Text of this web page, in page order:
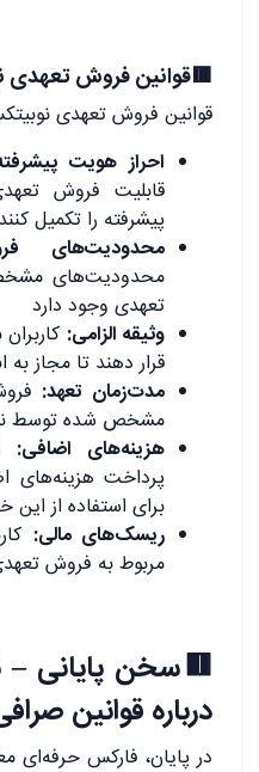
🟥قوانین فروش تعهدی
قوانین فروش تعهدی
احراز هویت
قابلیت فروش
پیشرفته را تکمیل کنند
محدودیت‌های
محدودیت‌های
تعهدی وجود دارد
وثیقه الزامی:
قرار دهند تا مجاز
مدت‌زمان تعهد:
مشخص شده توسط
هزینه‌های اضافی:
پرداخت هزینه‌های
برای استفاده از
ریسک‌های مالی:
مربوط به فروش
🟥سخن پایانی –
درباره قوانین
در پایان، فارکس حرفه‌ای